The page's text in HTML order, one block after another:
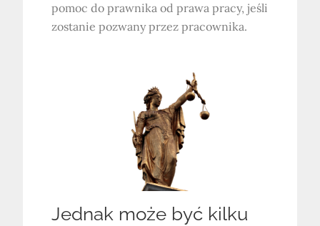
pomoc do prawnika od prawa pracy, jeśli
zostanie pozwany przez pracownika.
Jednak może być kilku